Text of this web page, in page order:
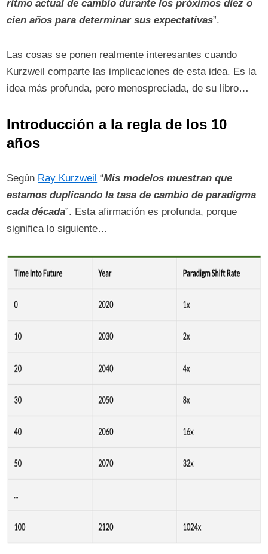
ritmo actual de cambio durante los próximos diez o
cien años para determinar sus expectativas”.
Las cosas se ponen realmente interesantes cuando
Kurzweil comparte las implicaciones de esta idea. Es la
idea más profunda, pero menospreciada, de su libro…
Introducción a la regla de los 10
años
Según Ray Kurzweil “Mis modelos muestran que
estamos duplicando la tasa de cambio de paradigma
cada década”. Esta afirmación es profunda, porque
significa lo siguiente…